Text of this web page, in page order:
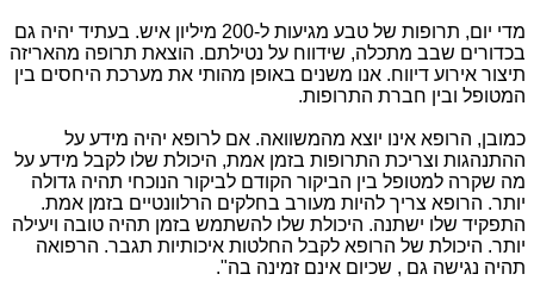
מדי יום, תרופות של טבע מגיעות ל-200 מיליון איש. בעתיד יהיה גם
בכדורים שבב מתכלה, שידווח על נטילתם. הוצאת תרופה מהאריזה
תיצור אירוע דיווח. אנו משנים באופן מהותי את מערכת היחסים בין
המטופל ובין חברת התרופות.
כמובן, הרופא אינו יוצא מהמשוואה. אם לרופא יהיה מידע על
ההתנהגות וצריכת התרופות בזמן אמת, היכולת שלו לקבל מידע על
מה שקרה למטופל בין הביקור הקודם לביקור הנוכחי תהיה גדולה
יותר. הרופא צריך להיות מעורב בחלקים הרלוונטיים בזמן אמת.
התפקיד שלו ישתנה. היכולת שלו להשתמש בזמן תהיה טובה ויעילה
יותר. היכולת של הרופא לקבל החלטות איכותיות תגבר. הרפואה
תהיה נגישה גם , שכיום אינם זמינה בה".